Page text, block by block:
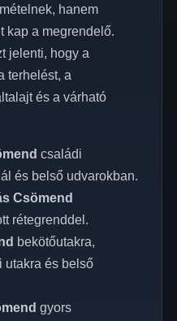
hanem
kap a megrendelő.
jelenti, hogy a
terhelést, a
és a várható
családi
és belső udvarokban.
Csömend
rétegrenddel.
bekötőutakra,
utakra és belső
gyors